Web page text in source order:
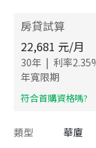
房貸試算
22,681 元/月
30年 | 利率2.35
年寬限期
​符合首購資格嗎?
類型 華廈